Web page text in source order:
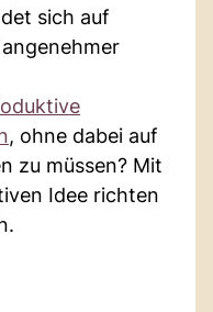
sich auf
, ohne dabei auf
zu müssen? Mit
Idee richten